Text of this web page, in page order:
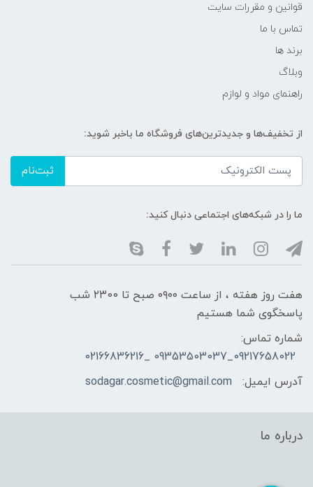
قوانین و مقررات سایت
تماس با ما
برند ها
وبلاگ
راهنمای مواد و لوازم
از تخفیف‌ها و جدیدترین‌های فروشگاه ما باخبر شوید:
ثبت‌نام
ما را در شبکه‌های اجتماعی دنبال کنید:
هفت روز هفته ، از ساعت ۰۹۰۰ صبح تا ۲۳00 شب
پاسخگوی شما هستیم
شماره تماس:
09217658022_09353503037 _02166836216
آدرس ایمیل:
sodagar.cosmetic@gmail.com
درباره ما